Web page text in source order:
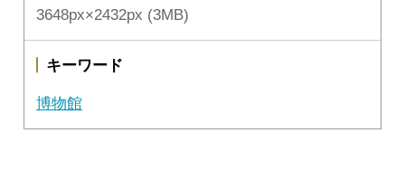
3648px×2432px (3MB)
キーワード
博物館